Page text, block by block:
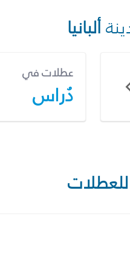
ألبانيا
عطلات في
دُراس